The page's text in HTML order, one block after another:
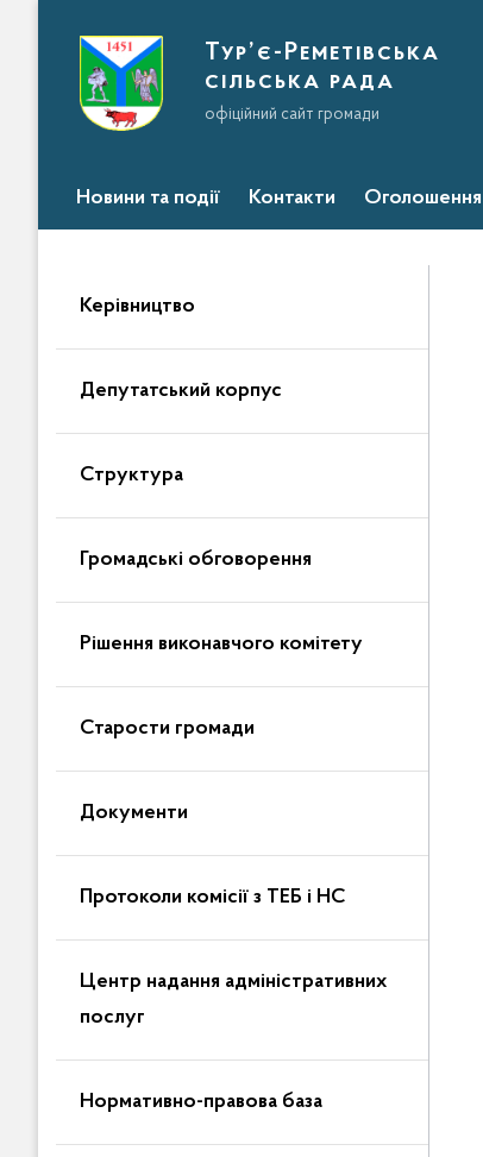
Тур’є-Реметівська
сільська рада
офіційний сайт громади
Новини та події Контакти Оголошення
Керівництво
Депутатський корпус
Структура
Громадські обговорення
Рішення виконавчого комітету
Старости громади
Документи
Протоколи комісії з ТЕБ і НС
Центр надання адміністративних
послуг
Нормативно-правова база